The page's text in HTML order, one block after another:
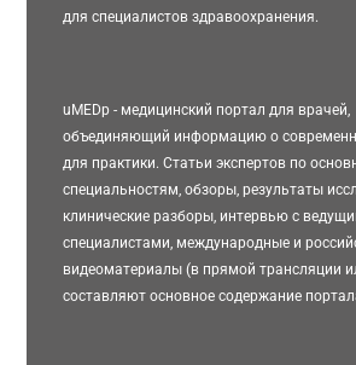
для специалистов здравоохранения.
uMEDp - медицинский портал для врачей,
объединяющий информацию о
для практики. Статьи экспертов по
специальностям, обзоры, результаты
клинические разборы, интервью с
специалистами, международные и
видеоматериалы (в прямой трансляции
составляют основное содержание